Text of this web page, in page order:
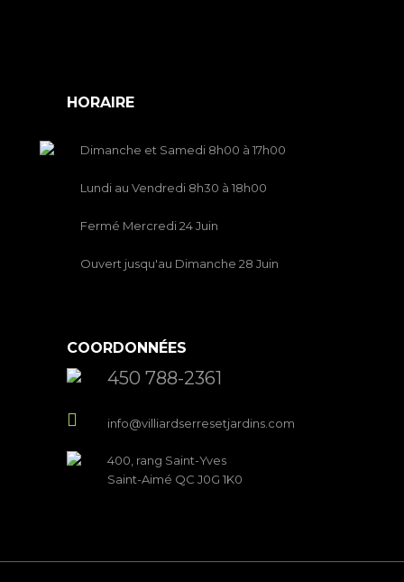
HORAIRE
Dimanche et Samedi 8h00 à 17h00
Lundi au Vendredi 8h30 à 18h00
Fermé Mercredi 24 Juin
Ouvert jusqu'au Dimanche 28 Juin
COORDONNÉES
450 788-2361
info@villiardserresetjardins.com
400, rang Saint-Yves
Saint-Aimé QC J0G 1K0